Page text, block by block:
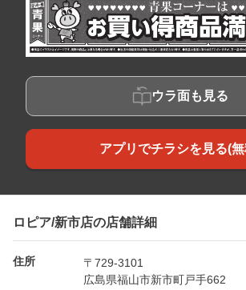
ウラ面も見る
アプリでチラシを見る(
ロピア/新市店の店舗詳細
住所
〒729-3101
広島県福山市新市町戸手662